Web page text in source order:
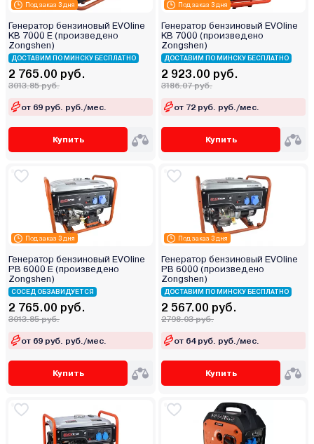
Под заказ 3 дня
Генератор бензиновый EVOline
KB 7000 E (произведено
Zongshen)
ДОСТАВИМ ПО МИНСКУ БЕСПЛАТНО
2 765.00 руб.
3013.85 руб.
от 69 руб. руб./мес.
Купить
Под заказ 3 дня
Генератор бензиновый EVOline
KB 7000 (произведено
Zongshen)
ДОСТАВИМ ПО МИНСКУ БЕСПЛАТНО
2 923.00 руб.
3186.07 руб.
от 72 руб. руб./мес.
Купить
Под заказ 3 дня
Генератор бензиновый EVOline
PB 6000 E (произведено
Zongshen)
СОСЕД ОБЗАВИДУЕТСЯ
2 765.00 руб.
3013.85 руб.
от 69 руб. руб./мес.
Купить
Под заказ 3 дня
Генератор бензиновый EVOline
PB 6000 (произведено
Zongshen)
ДОСТАВИМ ПО МИНСКУ БЕСПЛАТНО
2 567.00 руб.
2798.03 руб.
от 64 руб. руб./мес.
Купить